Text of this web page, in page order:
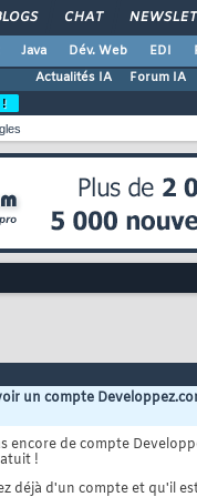
CHAT
Java Dév. Web EDI
Actualités IA
Forum IA
!
un compte
encore de compte
!
déjà d'un compte et qu'il